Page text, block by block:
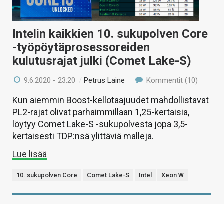
VAIHDA TEEMA
HAKU
Intelin kaikkien 10. sukupolven Core
-työpöytäprosessoreiden
kulutusrajat julki (Comet Lake-S)
9.6.2020 - 23:20 / Petrus Laine Kommentit (10)
Kun aiemmin Boost-kellotaajuudet mahdollistavat
PL2-rajat olivat parhaimmillaan 1,25-kertaisia,
löytyy Comet Lake-S -sukupolvesta jopa 3,5-
kertaisesti TDP:nsä ylittäviä malleja.
Lue lisää
10. sukupolven Core Comet Lake-S Intel Xeon W